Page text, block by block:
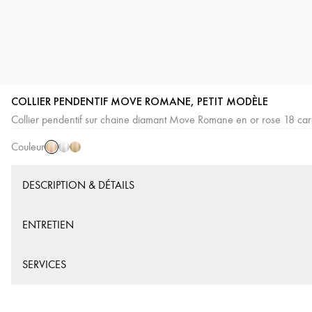
COLLIER PENDENTIF MOVE ROMANE, PETIT MODÈLE
Collier pendentif sur chaine diamant Move Romane en or rose 18
Couleur
Or
Rose
Or
Or
DESCRIPTION & DÉTAILS
ENTRETIEN
SERVICES